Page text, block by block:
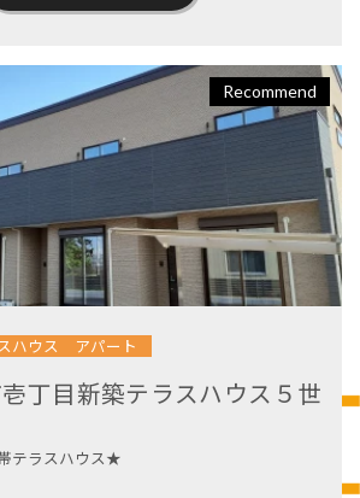
Recommend
ウス アパート
丁目新築テラスハウス５世
テラスハウス★